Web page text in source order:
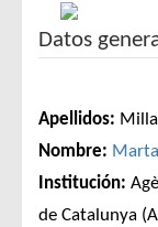
Datos
Apellidos:
Nombre: Marta
Institución:
de Catalunya